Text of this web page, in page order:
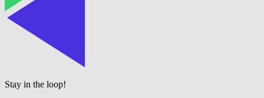
Stay in the loop!